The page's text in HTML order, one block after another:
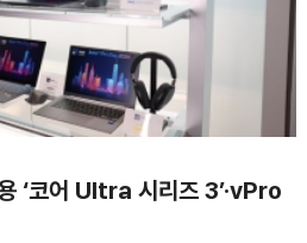
‘코어 Ultra 시리즈 3’·vPro